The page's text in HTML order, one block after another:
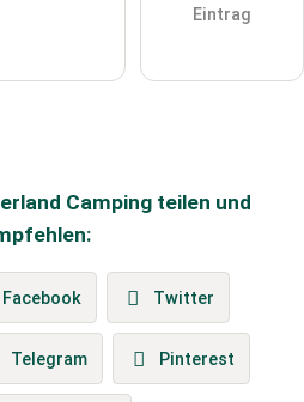
Eintrag
Camping teilen und
Facebook Twitter
Telegram Pinterest